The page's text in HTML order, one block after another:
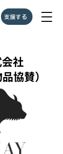
支援する
社
協賛）